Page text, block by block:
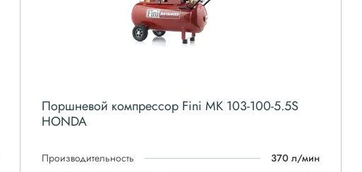
Поршневой компрессор Fini MK 103-100-5.5S
HONDA
Производительность
370 л/мин